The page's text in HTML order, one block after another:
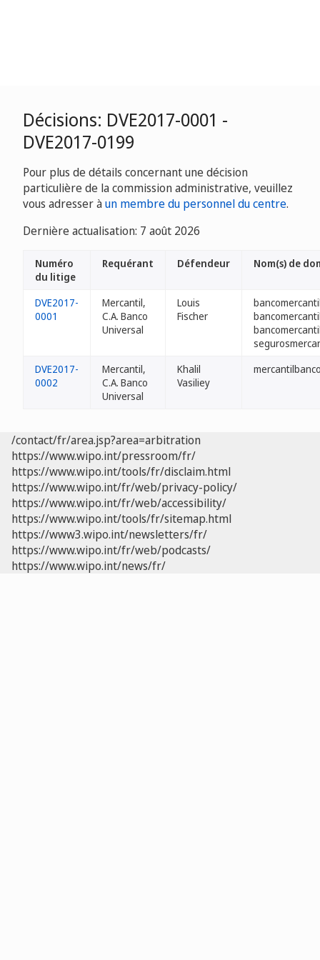
Décisions: DVE2017-0001 -
DVE2017-0199
Pour plus de détails concernant une décision
particulière de la commission administrative, veuillez
vous adresser àun membre du personnel du centre.
Dernière actualisation: 7 août 2026
Numéro
du litige
Requérant Défendeur Nom(s) de
DVE2017-
0001
Mercantil,
C.A. Banco
Universal
Louis
Fischer
DVE2017-
0002
Mercantil,
C.A. Banco
Universal
Khalil
Vasiliey
/contact/fr/area.jsp?area=arbitration
https://www.wipo.int/pressroom/fr/
https://www.wipo.int/tools/fr/disclaim.html
https://www.wipo.int/fr/web/privacy-policy/
https://www.wipo.int/fr/web/accessibility/
https://www.wipo.int/tools/fr/sitemap.html
https://www3.wipo.int/newsletters/fr/
https://www.wipo.int/fr/web/podcasts/
https://www.wipo.int/news/fr/